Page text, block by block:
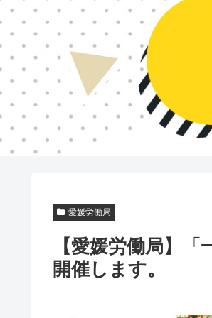
愛媛労働局
【愛媛労働局】
開催します。